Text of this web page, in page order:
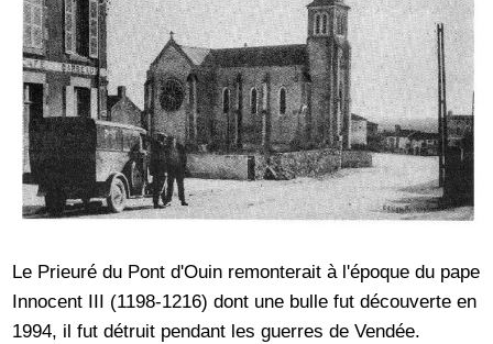
Le Prieuré du Pont d'Ouin remonterait à l'époque du pape
Innocent III (1198-1216) dont une bulle fut découverte en
1994, il fut détruit pendant les guerres de Vendée.